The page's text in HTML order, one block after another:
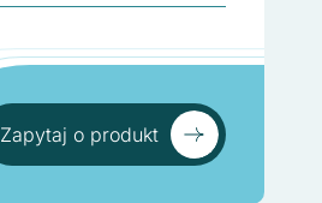
Zapytaj o produkt